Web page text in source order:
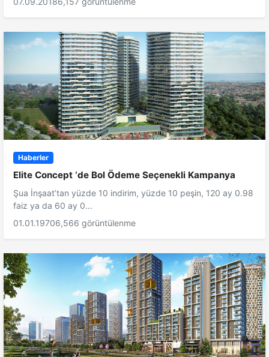
Haberler
Elite Concept ‘de Bol Ödeme Seçenekli Kampanya
Şua İnşaat’tan yüzde 10 indirim, yüzde 10 peşin, 120 ay 0.98
faiz ya da 60 ay 0...
01.01.19706,566 görüntülenme